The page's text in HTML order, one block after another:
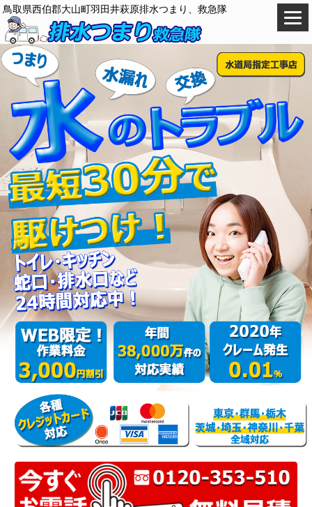
鳥取県西伯郡大山町羽田井萩原排水つまり、救急隊